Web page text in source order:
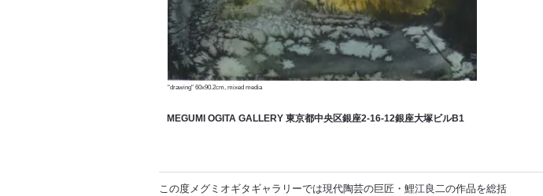
"drawing" 60x90.2cm, mixed media
MEGUMI OGITA GALLERY 東京都中央区銀座2-16-12銀座大塚ビルB1
この度メグミオギタギャラリーでは現代陶芸の巨匠・鯉江良二の作品を総括